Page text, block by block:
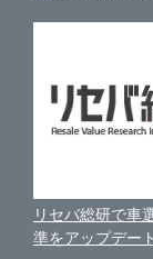
ガリバー富士店
袋井市
駿東郡清水町
近くのお店で
保険代理店業
古物営業法に
お客様の声
リセバ総研で車
準をアップデート